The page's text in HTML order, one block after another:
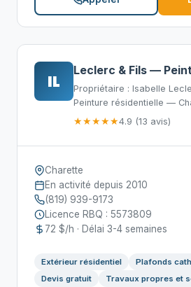
IL
Leclerc & Fils —
Propriétaire : Isabelle
Peinture résidentielle —
★★★★★4.9 (13 avis)
Charette
En activité depuis 2010
(819) 939-9173
Licence RBQ : 5573809
72 $/h · Délai 3-4 semaines
Extérieur résidentiel
Plafonds
Devis gratuit
Travaux propres et